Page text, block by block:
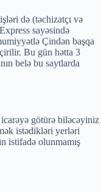
də (təchizatçı və
sayəsində
Çindən başqa
Bu gün hətta 3
belə bu saytlarda
götürə biləcəyiniz
istədikləri yerləri
istifadə olunmamış